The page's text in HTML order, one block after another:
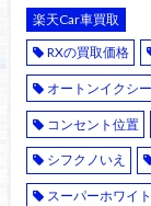
楽天Car車買取
RXの買取価格
オートンイクシ
コンセント位置
シフクノいえ
スーパーホワイト